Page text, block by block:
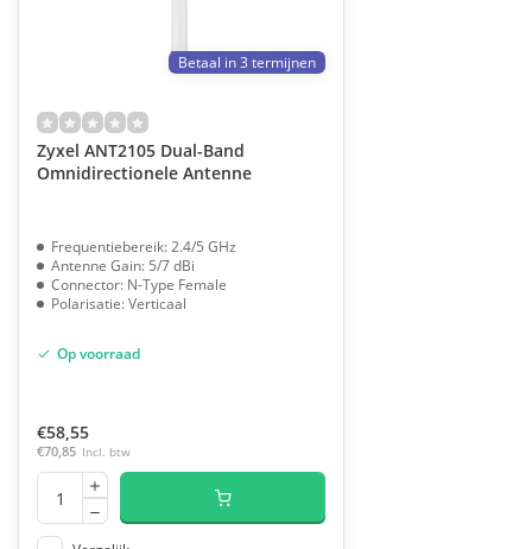
Betaal in 3 termijnen
Zyxel ANT2105 Dual-Band
Omnidirectionele Antenne
Frequentiebereik: 2.4/5 GHz
Antenne Gain: 5/7 dBi
Connector: N-Type Female
Polarisatie: Verticaal
Op voorraad
€58,55
€70,85 Incl. btw